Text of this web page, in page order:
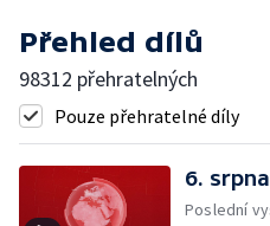
Přehled dílů
98312 přehratelných
Pouze přehratelné díly
6.
Poslední